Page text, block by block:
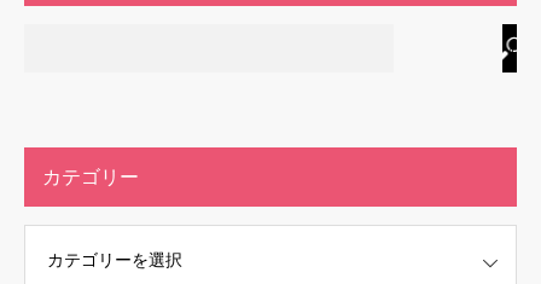
カテゴリー